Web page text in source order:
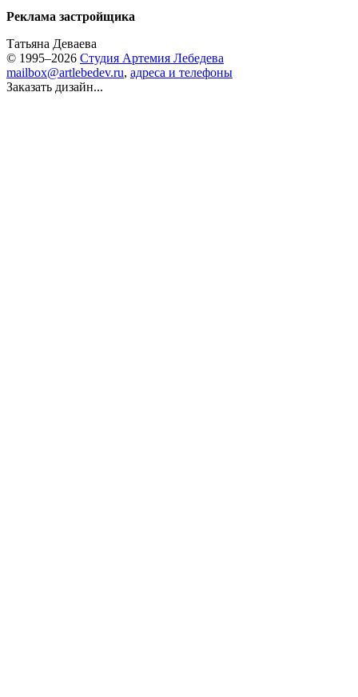
Реклама застройщика
Татьяна Деваева
© 1995–2026 Студия Артемия Лебедева
mailbox@artlebedev.ru, адреса и телефоны
Заказать дизайн...